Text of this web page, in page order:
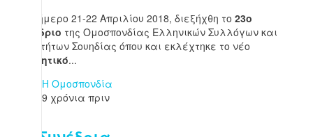
Το διήμερο 21-22 Απριλίου 2018, διεξήχθη το 23ο
Συνέδριο της Ομοσπονδίας Ελληνικών Συλλόγων και
Κοινοτήτων Σουηδίας όπου και εκλέχτηκε το νέο
Διοικητικό...
Η Ομοσπονδία
9 χρόνια πριν